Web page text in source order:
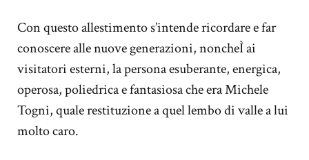
Con questo allestimento s’intende ricordare e far
conoscere alle nuove generazioni, noncheÌ ai
visitatori esterni, la persona esuberante, energica,
operosa, poliedrica e fantasiosa che era Michele
Togni, quale restituzione a quel lembo di valle a lui
molto caro.